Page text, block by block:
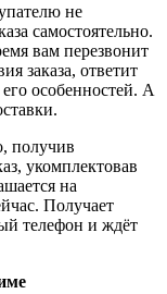
не
самостоятельно.
вам перезвонит
заказа, ответит
особенностей. А
получив
укомплектовав
на
Получает
телефон и ждёт